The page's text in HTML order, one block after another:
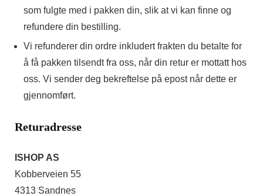
som fulgte med i pakken din, slik at vi kan finne og
refundere din bestilling.
Vi refunderer din ordre inkludert frakten du betalte for
å få pakken tilsendt fra oss, når din retur er mottatt hos
oss. Vi sender deg bekreftelse på epost når dette er
gjennomført.
Returadresse
ISHOP AS
Kobberveien 55
4313 Sandnes